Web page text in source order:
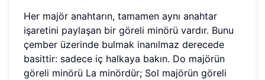
Her majör anahtarın, tamamen aynı anahtar
işaretini paylaşan bir göreli minörü vardır. Bunu
çember üzerinde bulmak inanılmaz derecede
basittir: sadece iç halkaya bakın. Do majörün
göreli minörü La minördür; Sol majörün göreli